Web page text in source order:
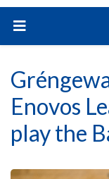
Enovos
play the